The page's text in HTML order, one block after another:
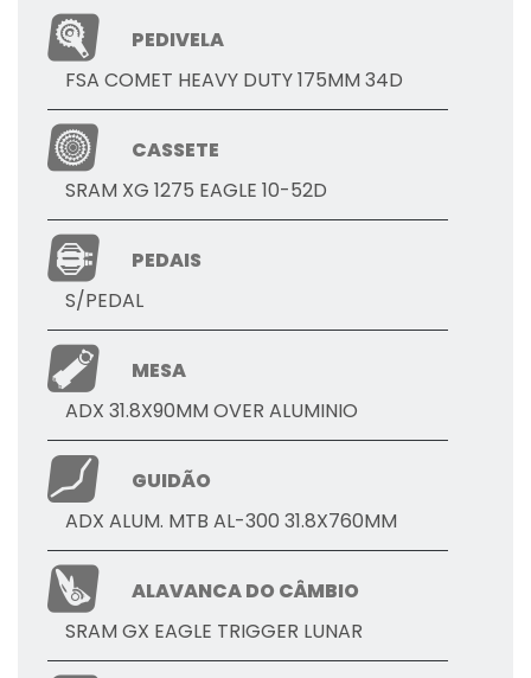
PEDIVELA
FSA COMET HEAVY DUTY 175MM 34D
CASSETE
SRAM XG 1275 EAGLE 10-52D
PEDAIS
S/PEDAL
MESA
ADX 31.8X90MM OVER ALUMINIO
GUIDÃO
ADX ALUM. MTB AL-300 31.8X760MM
ALAVANCA DO CÂMBIO
SRAM GX EAGLE TRIGGER LUNAR